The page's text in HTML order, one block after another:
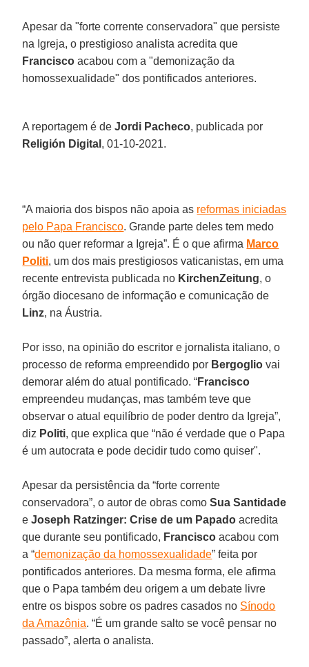
Apesar da "forte corrente conservadora" que persiste
na Igreja, o prestigioso analista acredita que
Francisco acabou com a "demonização da
homossexualidade" dos pontificados anteriores.
A reportagem é deJordi Pacheco, publicada por
Religión Digital , 01-10-2021.
“A maioria dos bispos não apoia as reformas iniciadas
pelo Papa Francisco. Grande parte deles tem medo
ou não quer reformar a Igreja”. É o que afirma Marco
Politi, um dos mais prestigiosos vaticanistas, em uma
recente entrevista publicada no KirchenZeitung, o
órgão diocesano de informação e comunicação de
Linz, na Áustria.
Por isso, na opinião do escritor e jornalista italiano, o
processo de reforma empreendido por Bergoglio vai
demorar além do atual pontificado. “Francisco
empreendeu mudanças, mas também teve que
observar o atual equilíbrio de poder dentro da Igreja”,
diz Politi, que explica que “não é verdade que o Papa
é um autocrata e pode decidir tudo como quiser".
Apesar da persistência da “forte corrente
conservadora”, o autor de obras comoSua Santidade
eJoseph Ratzinger: Crise de um Papado acredita
que durante seu pontificado, Francisco acabou com
a “demonização da homossexualidade” feita por
pontificados anteriores. Da mesma forma, ele afirma
que o Papa também deu origem a um debate livre
entre os bispos sobre os padres casados ​​no Sínodo
da Amazônia. “É um grande salto se você pensar no
passado”, alerta o analista.